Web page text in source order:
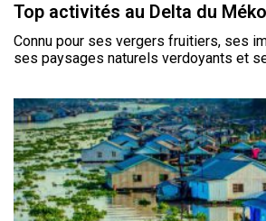
Top activités au Delta du
Connu pour ses vergers fruitiers, ses
ses paysages naturels verdoyants et